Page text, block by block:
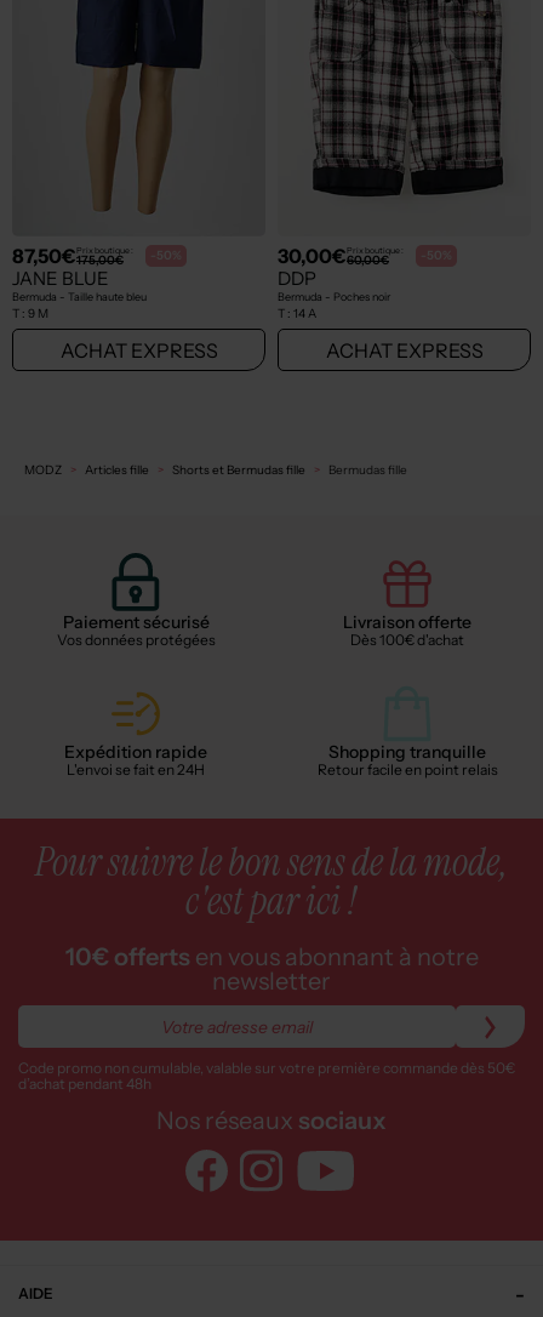
87,50€Prix boutique :
175,00€ -50%
JANE BLUE
Bermuda - Taille haute bleu
T : 9 M
ACHAT EXPRESS
30,00€Prix boutique :
60,00€ -50%
DDP
Bermuda - Poches noir
T : 14 A
ACHAT EXPRESS
MODZ Articles fille Shorts et Bermudas fille Bermudas fille
Paiement sécurisé
Vos données protégées
Livraison offerte
Dès 100€ d'achat
Expédition rapide
L'envoi se fait en 24H
Shopping tranquille
Retour facile en point relais
Pour suivre le bon sens de la mode,
c'est par ici !
10€ offerts en vous abonnant à notre
newsletter
Code promo non cumulable, valable sur votre première commande dès 50€
d’achat pendant 48h
Nos réseaux sociaux
AIDE